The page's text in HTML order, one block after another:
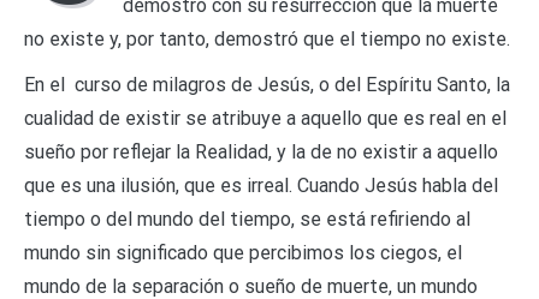
demostró con su resurrección que la muerte
no existe y, por tanto, demostró que el tiempo no existe.
En el curso de milagros de Jesús, o del Espíritu Santo, la
cualidad de existir se atribuye a aquello que es real en el
sueño por reflejar la Realidad, y la de no existir a aquello
que es una ilusión, que es irreal. Cuando Jesús habla del
tiempo o del mundo del tiempo, se está refiriendo al
mundo sin significado que percibimos los ciegos, el
mundo de la separación o sueño de muerte, un mundo